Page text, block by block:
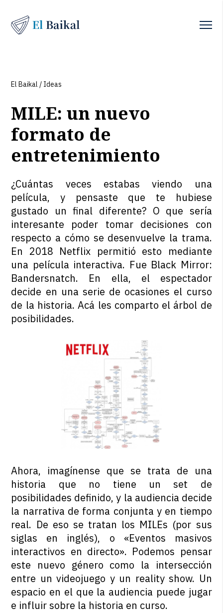
El Baikal / Ideas
MILE: un nuevo
formato de
entretenimiento
¿Cuántas veces estabas viendo una
película, y pensaste que te hubiese
gustado un final diferente? O que sería
interesante poder tomar decisiones con
respecto a cómo se desenvuelve la trama.
En 2018 Netflix permitió esto mediante
una película interactiva. Fue Black Mirror:
Bandersnatch. En ella, el espectador
decide en una serie de ocasiones el curso
de la historia. Acá les comparto el árbol de
posibilidades.
Ahora, imagínense que se trata de una
historia que no tiene un set de
posibilidades definido, y la audiencia decide
la narrativa de forma conjunta y en tiempo
real. De eso se tratan los MILEs (por sus
siglas en inglés), o «Eventos masivos
interactivos en directo». Podemos pensar
este nuevo género como la intersección
entre un videojuego y un reality show. Un
espacio en el que la audiencia puede jugar
e influir sobre la historia en curso.